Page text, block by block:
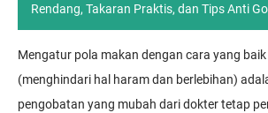
Rendang, Takaran Praktis, dan Tips Anti
Mengatur pola makan dengan cara yang
(menghindari hal haram dan berlebihan)
pengobatan yang mubah dari dokter tetap